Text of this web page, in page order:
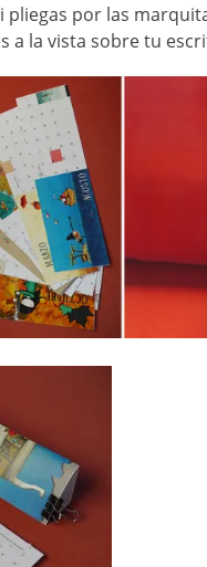
pliegas por las
a la vista sobre tu